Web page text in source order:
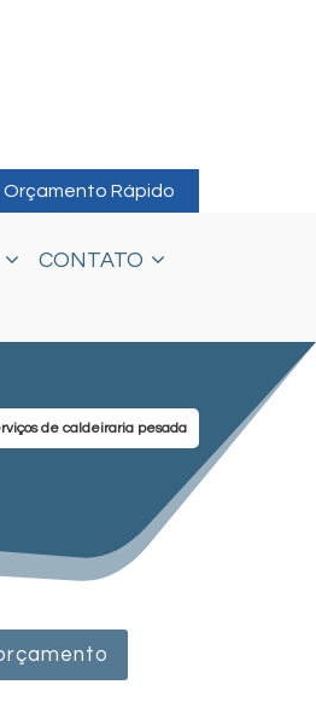
Orçamento Rápido
CONTATO
de caldeiraria pesada